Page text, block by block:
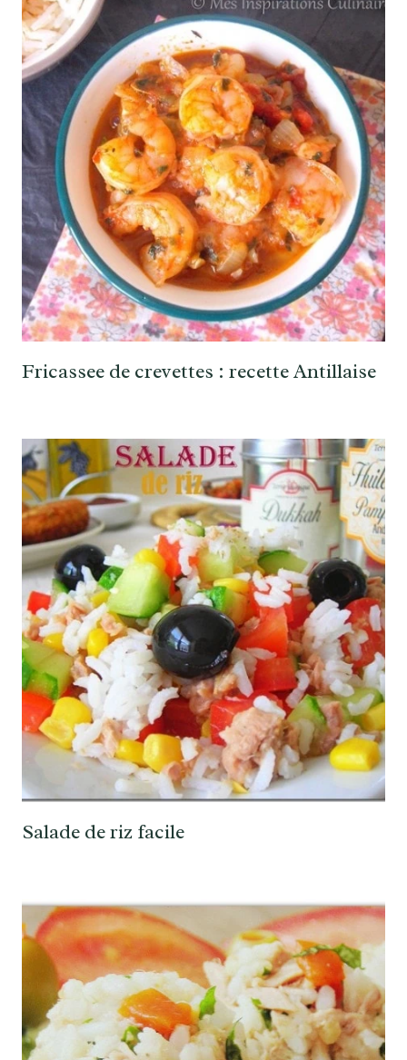
Fricassee de crevettes : recette Antillaise
Salade de riz facile